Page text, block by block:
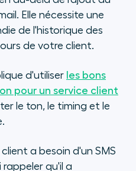
Elle nécessite une
de l'historique des
de votre client.
d'utiliser les bons
pour un service client
le ton, le timing et le
a besoin d'un SMS
qu'il a